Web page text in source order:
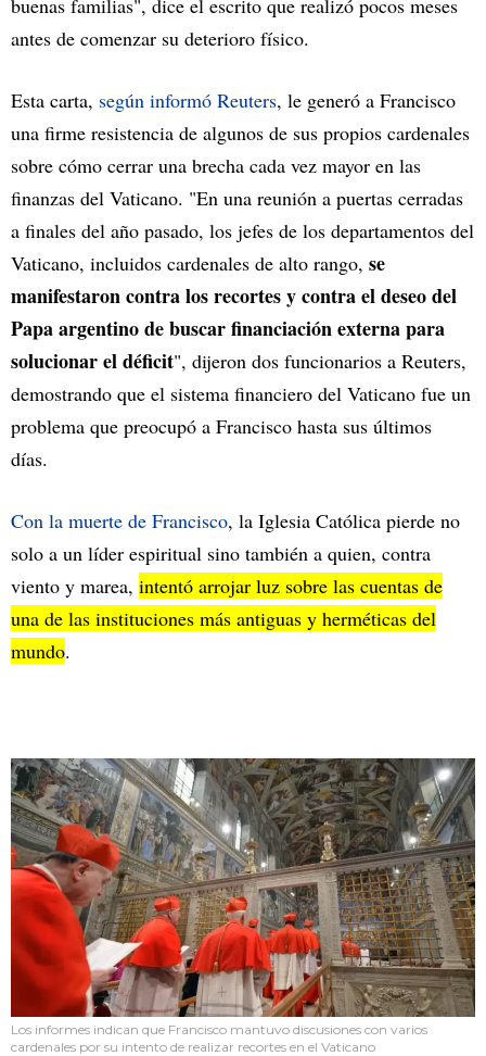
antes de comenzar su deterioro físico.
Esta carta, según informó Reuters, le generó a Francisco
una firme resistencia de algunos de sus propios cardenales
sobre cómo cerrar una brecha cada vez mayor en las
finanzas del Vaticano. "En una reunión a puertas cerradas
a finales del año pasado, los jefes de los departamentos del
Vaticano, incluidos cardenales de alto rango, se
manifestaron contra los recortes y contra el deseo del
Papa argentino de buscar financiación externa para
solucionar el déficit", dijeron dos funcionarios a Reuters,
demostrando que el sistema financiero del Vaticano fue un
problema que preocupó a Francisco hasta sus últimos
días.
Con la muerte de Francisco, la Iglesia Católica pierde no
solo a un líder espiritual sino también a quien, contra
viento y marea, intentó arrojar luz sobre las cuentas de
una de las instituciones más antiguas y herméticas del
mundo.
Los informes indican que Francisco mantuvo discusiones con varios
cardenales por su intento de realizar recortes en el Vaticano